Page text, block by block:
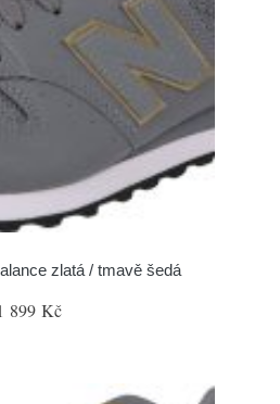
zlatá / tmavě šedá
899 Kč